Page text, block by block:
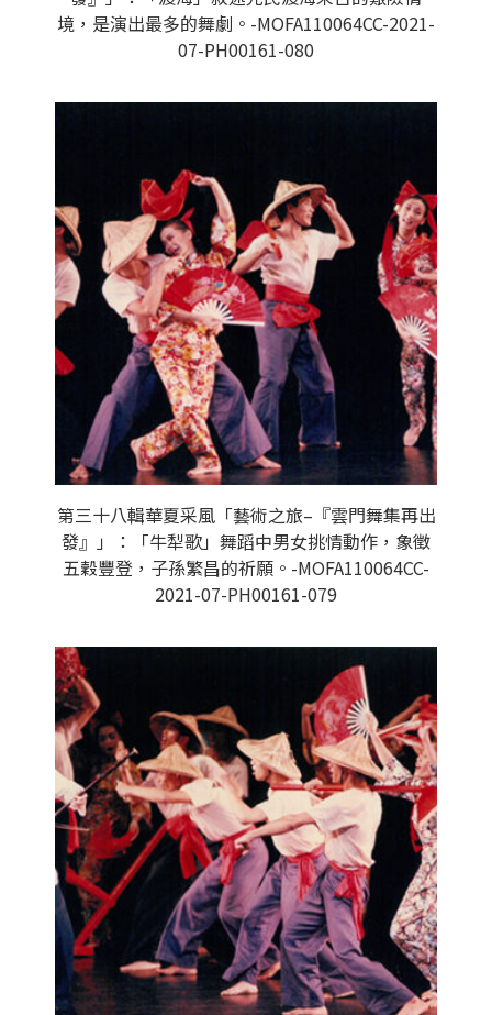
境，是演出最多的舞劇。-MOFA110064CC-2021-
07-PH00161-080
第三十八輯華夏采風「藝術之旅–『雲門舞集再出
發』」：「牛犁歌」舞蹈中男女挑情動作，象徵
五穀豐登，子孫繁昌的祈願。-MOFA110064CC-
2021-07-PH00161-079